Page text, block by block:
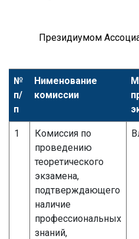
Президиумом
№
п/
п
Нименование
комиссии
1
Комиссия по
проведению
теоретического
экзамена,
подтверждающего
наличие
профессиональных
знаний,